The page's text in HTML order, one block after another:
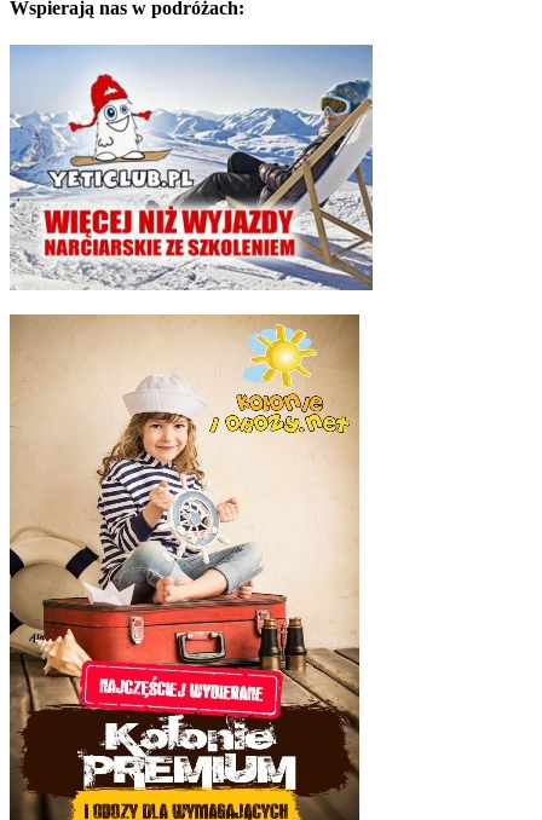
Wspierają nas w podróżach: